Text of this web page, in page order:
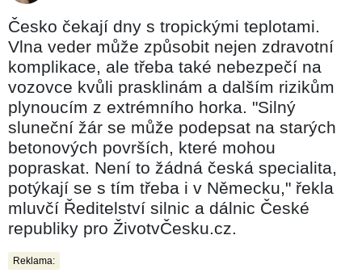
Česko čekají dny s tropickými teplotami.
Vlna veder může způsobit nejen zdravotní
komplikace, ale třeba také nebezpečí na
vozovce kvůli prasklinám a dalším rizikům
plynoucím z extrémního horka. "Silný
sluneční žár se může podepsat na starých
betonových površích, které mohou
popraskat. Není to žádná česká specialita,
potýkají se s tím třeba i v Německu," řekla
mluvčí Ředitelství silnic a dálnic České
republiky pro ŽivotvČesku.cz.
Reklama: